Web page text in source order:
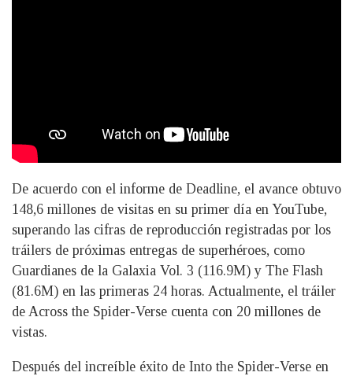
De acuerdo con el informe de Deadline, el avance obtuvo
148,6 millones de visitas en su primer día en YouTube,
superando las cifras de reproducción registradas por los
tráilers de próximas entregas de superhéroes, como
Guardianes de la Galaxia Vol. 3 (116.9M) y The Flash
(81.6M) en las primeras 24 horas. Actualmente, el tráiler
de Across the Spider-Verse cuenta con 20 millones de
vistas.
Después del increíble éxito de Into the Spider-Verse en